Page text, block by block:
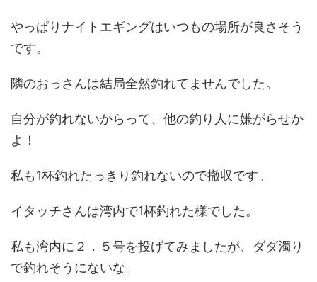
やっぱりナイトエギングはいつもの場所が良さそう
です。
隣のおっさんは結局全然釣れてませんでした。
自分が釣れないからって、他の釣り人に嫌がらせか
よ！
私も1杯釣れたっきり釣れないので撤収です。
イタッチさんは湾内で1杯釣れた様でした。
私も湾内に２．５号を投げてみましたが、ダダ濁り
で釣れそうにないな。